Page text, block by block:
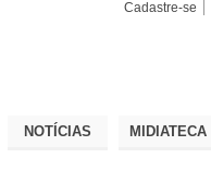
Cadastre-se
NOTÍCIAS MIDIATECA